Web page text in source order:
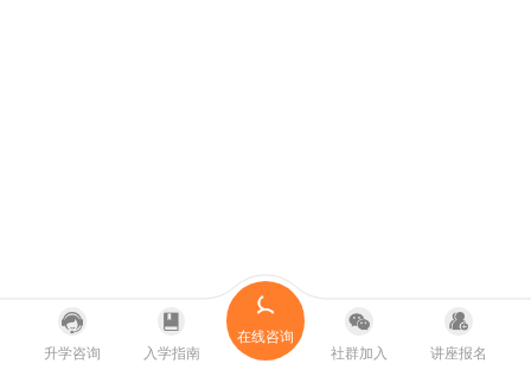
升学咨询 入学指南
在线咨询
社群加入
讲座报名